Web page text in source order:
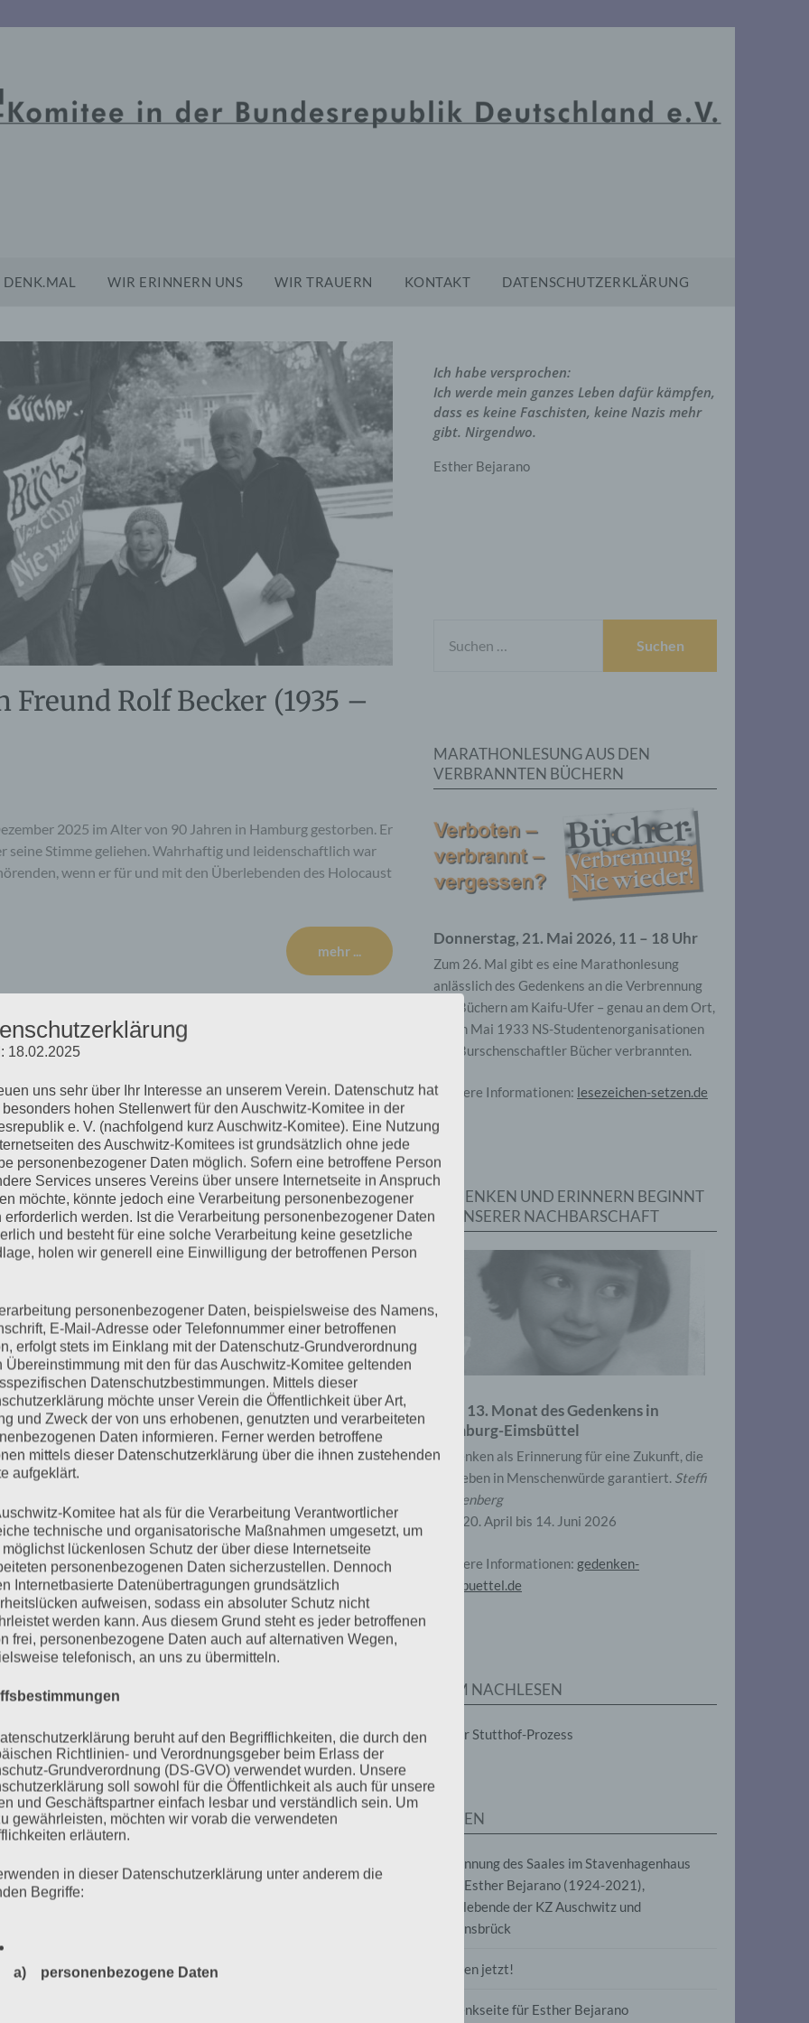
DENK.MAL WIR ERINNERN UNS WIR TRAUERN KONTAKT DATENSCHUTZERKLÄRUNG
Rolf Becker (1935 –
2025 im Alter von 90 Jahren in Hamburg gestorben. Er
seine Stimme geliehen. Wahrhaftig und leidenschaftlich war
wenn er für und mit den Überlebenden des Holocaust
mehr ...
Eine Veranstaltung des
Gedenken an die
möchten wir anlässlich des Todes von Peggy Parnass in
erinnern.
mehr ...
ZEIGEN!
BRD e.V.: Die Eröffnung des Dokumentationszentrums
mehr ...
Parnass schreibt“ – Schauspieler*innen lesen am
Texten.
mehr ...
Salo Muller gegen
Ich habe versprochen:
Ich werde mein ganzes Leben dafür kämpfen,
dass es keine Faschisten, keine Nazis mehr
gibt. Nirgendwo.
Esther Bejarano
NACH:
MARATHONLESUNG AUS DEN
VERBRANNTEN BÜCHERN
Donnerstag, 21. Mai 2026, 11 – 18 Uhr
Zum 26. Mal gibt es eine Marathonlesung
anlässlich des Gedenkens an die Verbrennung
von Büchern am Kaifu-Ufer – genau an dem Ort,
wo im Mai 1933 NS-Studentenorganisationen
und Burschenschaftler Bücher verbrannten.
Weitere Informationen: lesezeichen-setzen.de
GEDENKEN UND ERINNERN BEGINNT
IN UNSERER NACHBARSCHAFT
Zum 13. Monat des Gedenkens in
Hamburg-Eimsbüttel
Gedenken als Erinnerung für eine Zukunft, die
ein Leben in Menschenwürde garantiert. Steffi
Wittenberg
Vom 20. April bis 14. Juni 2026
Weitere Informationen: gedenken-
eimsbuettel.de
ZUM NACHLESEN
Der Stutthof-Prozess
SEITEN
Benennung des Saales im Stavenhagenhaus
nach Esther Bejarano (1924-2021),
Überlebende der KZ Auschwitz und
Ravensbrück
Frieden jetzt!
Gedenkseite für Esther Bejarano
18.02.2025
uns sehr über Ihr Interesse an unserem Verein. Datenschutz hat
hohen Stellenwert für den Auschwitz-Komitee in der
e. V. (nachfolgend kurz Auschwitz-Komitee). Eine Nutzung
des Auschwitz-Komitees ist grundsätzlich ohne jede
personenbezogener Daten möglich. Sofern eine betroffene Person
Services unseres Vereins über unsere Internetseite in Anspruch
möchte, könnte jedoch eine Verarbeitung personenbezogener
erforderlich werden. Ist die Verarbeitung personenbezogener Daten
und besteht für eine solche Verarbeitung keine gesetzliche
holen wir generell eine Einwilligung der betroffenen Person
personenbezogener Daten, beispielsweise des Namens,
E-Mail-Adresse oder Telefonnummer einer betroffenen
erfolgt stets im Einklang mit der Datenschutz-Grundverordnung
Übereinstimmung mit den für das Auschwitz-Komitee geltenden
Datenschutzbestimmungen. Mittels dieser
möchte unser Verein die Öffentlichkeit über Art,
und Zweck der von uns erhobenen, genutzten und verarbeiteten
Daten informieren. Ferner werden betroffene
mittels dieser Datenschutzerklärung über die ihnen zustehenden
aufgeklärt.
Komitee hat als für die Verarbeitung Verantwortlicher
technische und organisatorische Maßnahmen umgesetzt, um
lückenlosen Schutz der über diese Internetseite
personenbezogenen Daten sicherzustellen. Dennoch
Internetbasierte Datenübertragungen grundsätzlich
aufweisen, sodass ein absoluter Schutz nicht
werden kann. Aus diesem Grund steht es jeder betroffenen
frei, personenbezogene Daten auch auf alternativen Wegen,
telefonisch, an uns zu übermitteln.
beruht auf den Begrifflichkeiten, die durch den
Richtlinien- und Verordnungsgeber beim Erlass der
Grundverordnung (DS-GVO) verwendet wurden. Unsere
soll sowohl für die Öffentlichkeit als auch für unsere
und Geschäftspartner einfach lesbar und verständlich sein. Um
gewährleisten, möchten wir vorab die verwendeten
erläutern.
in dieser Datenschutzerklärung unter anderem die
Begriffe:
a) personenbezogene Daten